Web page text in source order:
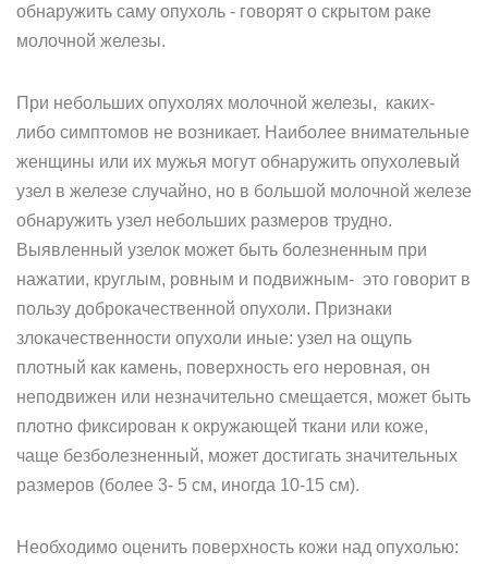
обнаружить саму опухоль - говорят о скрытом раке
молочной железы.
При небольших опухолях молочной железы, каких-
либо симптомов не возникает. Наиболее внимательные
женщины или их мужья могут обнаружить опухолевый
узел в железе случайно, но в большой молочной железе
обнаружить узел небольших размеров трудно.
Выявленный узелок может быть болезненным при
нажатии, круглым, ровным и подвижным- это говорит в
пользу доброкачественной опухоли. Признаки
злокачественности опухоли иные: узел на ощупь
плотный как камень, поверхность его неровная, он
неподвижен или незначительно смещается, может быть
плотно фиксирован к окружающей ткани или коже,
чаще безболезненный, может достигать значительных
размеров (более 3- 5 см, иногда 10-15 см).
Необходимо оценить поверхность кожи над опухолью: